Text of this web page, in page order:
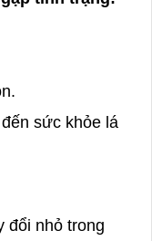
sức khỏe lá
nhỏ trong